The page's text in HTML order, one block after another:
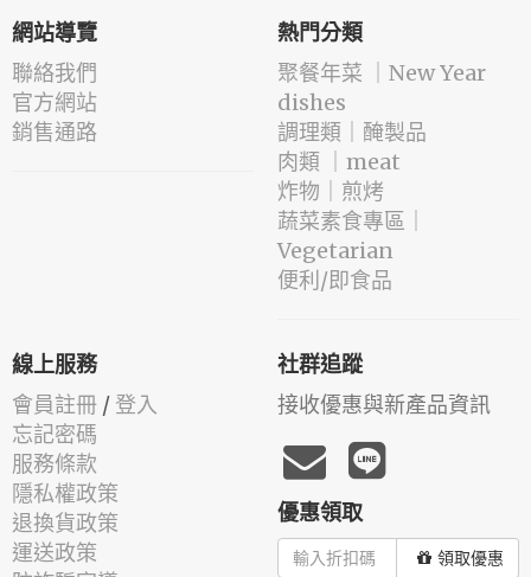
網站導覽
聯絡我們
官方網站
銷售通路
熱門分類
️聚餐年菜 ｜New Year
dishes
️調理類｜醃製品
肉類 ｜meat
️炸物｜煎烤
蔬菜素食專區｜
Vegetarian
便利/即食品
線上服務
會員註冊 / 登入
忘記密碼
服務條款
隱私權政策
退換貨政策
運送政策
社群追蹤
接收優惠與新產品資訊
優惠領取
領取優惠